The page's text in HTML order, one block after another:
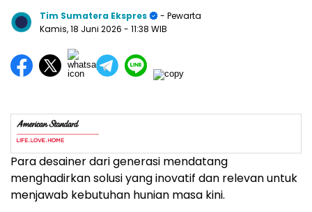
Tim Sumatera Ekspres
- Pewarta
Kamis, 18 Juni 2026 - 11:38 WIB
Para desainer dari generasi mendatang
menghadirkan solusi yang inovatif dan relevan untuk
menjawab kebutuhan hunian masa kini.